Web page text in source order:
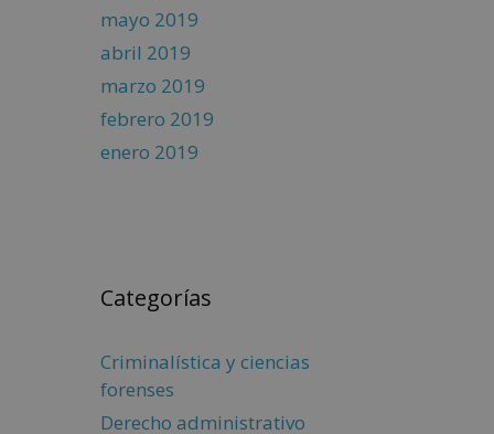
mayo 2019
abril 2019
marzo 2019
febrero 2019
enero 2019
Categorías
Criminalística y ciencias
forenses
Derecho administrativo